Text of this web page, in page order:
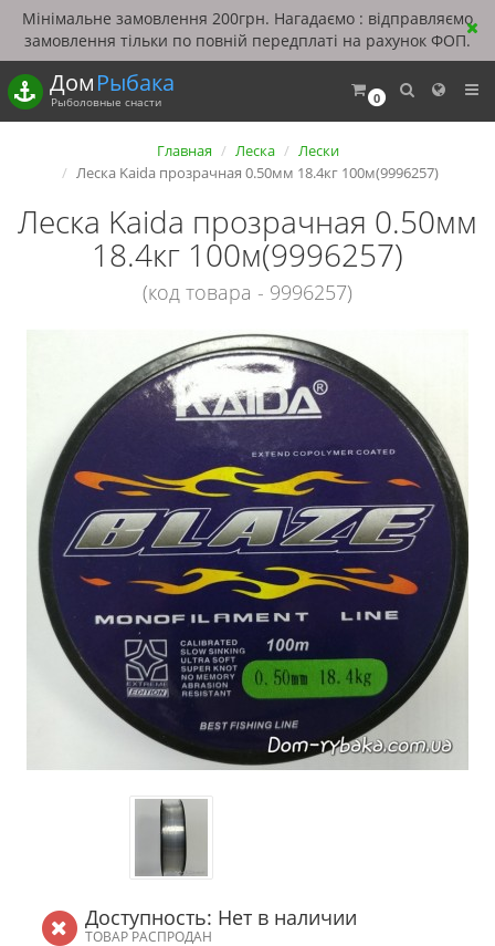
Мінімальне замовлення 200грн. Нагадаємо : відправляємо
замовлення тільки по повній передплаті на рахунок ФОП.
0
ДомРыбака
Рыболовные снасти
Главная Леска
Лески
Леска Kaida прозрачная 0.50мм 18.4кг 100м(9996257)
Леска Kaida прозрачная 0.50мм
18.4кг 100м(9996257)
(код товара - 9996257)
Доступность: Нет в наличии
ТОВАР РАСПРОДАН